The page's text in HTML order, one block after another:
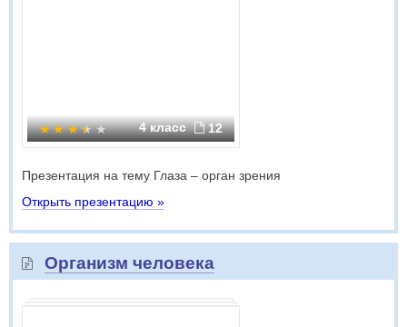
4 класс 12
Презентация на тему Глаза – орган зрения
Открыть презентацию »
Организм человека